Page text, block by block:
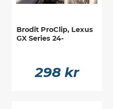
Brodit ProClip, Lexus
GX Series 24-
298 kr